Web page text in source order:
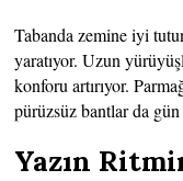
Tabanda zemine iyi
yaratıyor. Uzun
konforu artırıyor.
pürüzsüz bantlar da gün
Yazın